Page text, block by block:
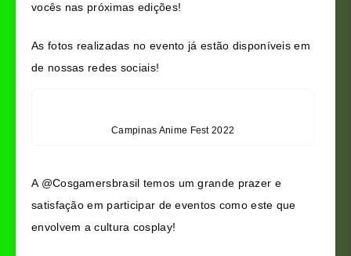
vocês nas próximas edições!
As fotos realizadas no evento já estão disponíveis em
de nossas redes sociais!
Campinas Anime Fest 2022
A @Cosgamersbrasil temos um grande prazer e
satisfação em participar de eventos como este que
envolvem a cultura cosplay!